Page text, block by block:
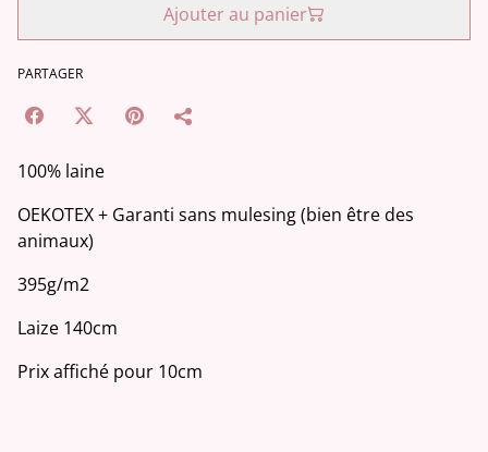
Ajouter au panier
PARTAGER
100% laine
OEKOTEX + Garanti sans mulesing (bien être des
animaux)
395g/m2
Laize 140cm
Prix affiché pour 10cm